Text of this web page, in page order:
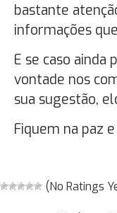
bastante
informações
E se caso ainda
vontade nos
sua sugestão,
Fiquem na paz
(No Ratings